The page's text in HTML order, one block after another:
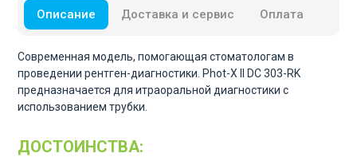
Описание Доставка и сервис Оплата
Современная модель, помогающая стоматологам в
проведении рентген-диагностики. Phot-X II DC 303-RK
предназначается для итраоральной диагностики с
использованием трубки.
ДОСТОИНСТВА: